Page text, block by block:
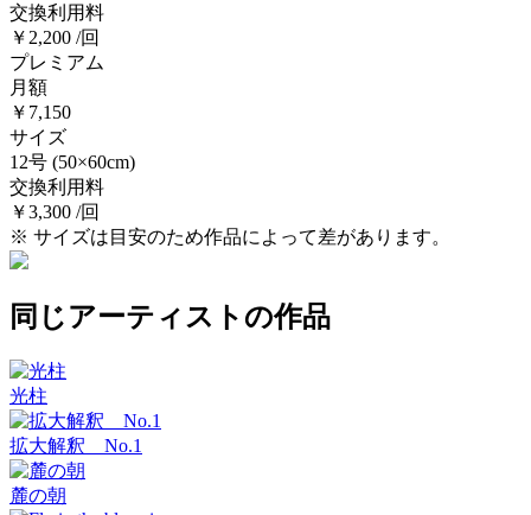
交換利用料
￥2,200 /回
プレミアム
月額
￥7,150
サイズ
12号 (50×60cm)
交換利用料
￥3,300 /回
※ サイズは目安のため作品によって差があります。
同じアーティストの作品
光柱
拡大解釈 No.1
麓の朝